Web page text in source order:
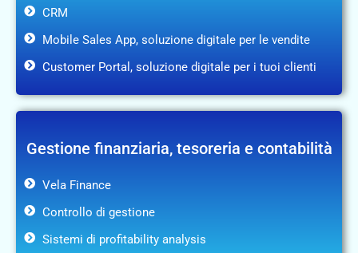
CRM
Mobile Sales App, soluzione digitale per le vendite
Customer Portal, soluzione digitale per i tuoi clienti
Gestione finanziaria, tesoreria e contabilità
Vela Finance
Controllo di gestione
Sistemi di profitability analysis